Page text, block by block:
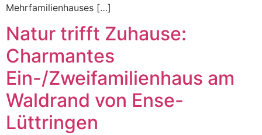
Mehrfamilienhauses […]
Natur trifft Zuhause:
Charmantes
Ein-/Zweifamilienhaus am
Waldrand von Ense-
Lüttringen